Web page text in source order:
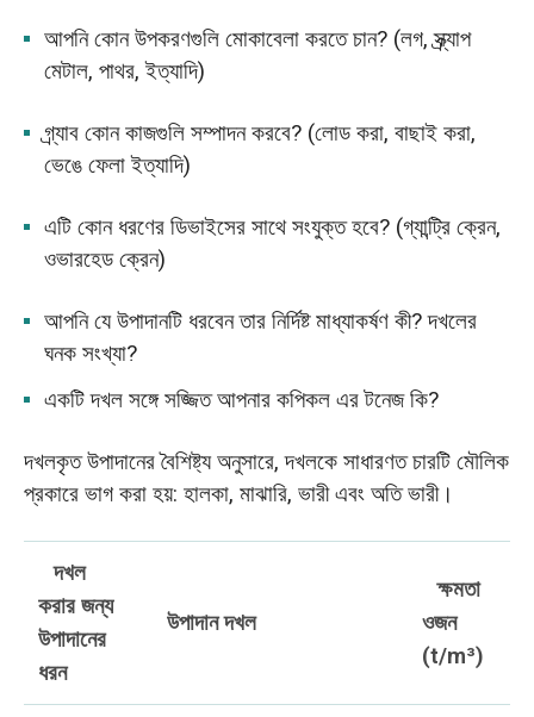
আপনি কোন উপকরণগুলি মোকাবেলা করতে চান? (লগ, স্ক্র্যাপ
মেটাল, পাথর, ইত্যাদি)
গ্র্যাব কোন কাজগুলি সম্পাদন করবে? (লোড করা, বাছাই করা,
ভেঙে ফেলা ইত্যাদি)
এটি কোন ধরণের ডিভাইসের সাথে সংযুক্ত হবে? (গ্যান্ট্রি ক্রেন,
ওভারহেড ক্রেন)
আপনি যে উপাদানটি ধরবেন তার নির্দিষ্ট মাধ্যাকর্ষণ কী? দখলের
ঘনক সংখ্যা?
একটি দখল সঙ্গে সজ্জিত আপনার কপিকল এর টনেজ কি?
দখলকৃত উপাদানের বৈশিষ্ট্য অনুসারে, দখলকে সাধারণত চারটি মৌলিক
প্রকারে ভাগ করা হয়: হালকা, মাঝারি, ভারী এবং অতি ভারী।
দখল
করার জন্য
উপাদানের
ধরন
উপাদান দখল
ক্ষমতা
ওজন
(t/m³)